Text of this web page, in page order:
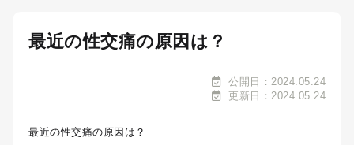
最近の性交痛の原因は？
公開日：2024.05.24
更新日：2024.05.24
最近の性交痛の原因は？